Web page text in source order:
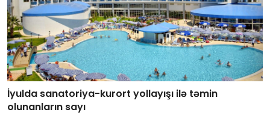
İyulda sanatoriya-kurort yollayışı ilə təmin
olunanların sayı